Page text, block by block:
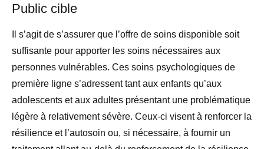
Public cible
Il s’agit de s’assurer que l’offre de soins disponible soit
suffisante pour apporter les soins nécessaires aux
personnes vulnérables. Ces soins psychologiques de
première ligne s’adressent tant aux enfants qu’aux
adolescents et aux adultes présentant une problématique
légère à relativement sévère. Ceux-ci visent à renforcer la
résilience et l’autosoin ou, si nécessaire, à fournir un